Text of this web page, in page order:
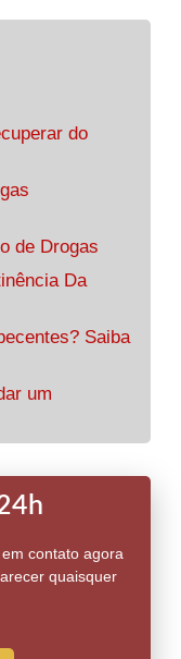
do
de Drogas
Da
Saiba
um
contato agora
quaisquer